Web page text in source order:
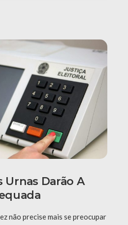
Urnas Darão A
não precise mais se preocupar